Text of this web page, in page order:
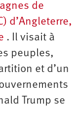
de
d’Angleterre,
. Il visait à
peuples,
et d’un
Trump se